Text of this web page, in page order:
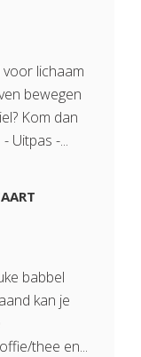
voor lichaam
bewegen
Kom dan
Uitpas -...
babbel
kan je
thee en...